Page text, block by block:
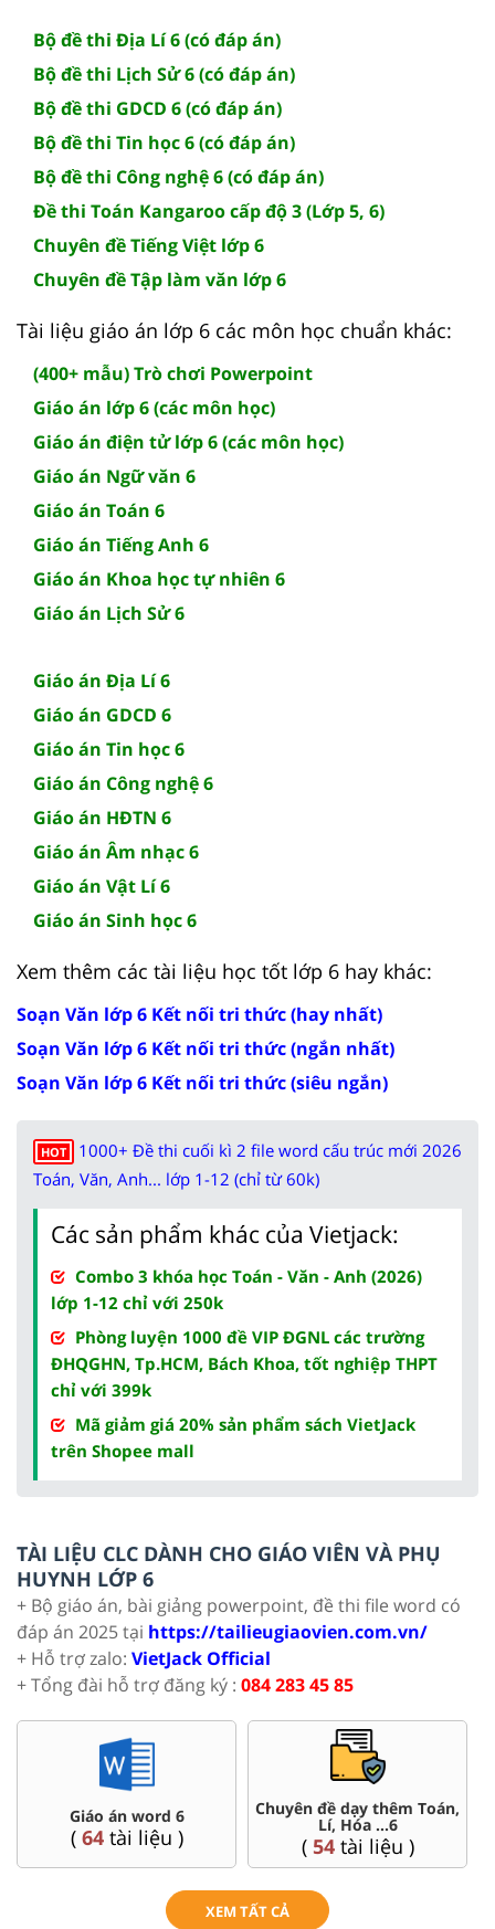
Bộ đề thi Địa Lí 6 (có đáp án)
Bộ đề thi Lịch Sử 6 (có đáp án)
Bộ đề thi GDCD 6 (có đáp án)
Bộ đề thi Tin học 6 (có đáp án)
Bộ đề thi Công nghệ 6 (có đáp án)
Đề thi Toán Kangaroo cấp độ 3 (Lớp 5, 6)
Chuyên đề Tiếng Việt lớp 6
Chuyên đề Tập làm văn lớp 6
Tài liệu giáo án lớp 6 các môn học chuẩn khác:
(400+ mẫu) Trò chơi Powerpoint
Giáo án lớp 6 (các môn học)
Giáo án điện tử lớp 6 (các môn học)
Giáo án Ngữ văn 6
Giáo án Toán 6
Giáo án Tiếng Anh 6
Giáo án Khoa học tự nhiên 6
Giáo án Lịch Sử 6
Giáo án Địa Lí 6
Giáo án GDCD 6
Giáo án Tin học 6
Giáo án Công nghệ 6
Giáo án HĐTN 6
Giáo án Âm nhạc 6
Giáo án Vật Lí 6
Giáo án Sinh học 6
Xem thêm các tài liệu học tốt lớp 6 hay khác:
Soạn Văn lớp 6 Kết nối tri thức (hay nhất)
Soạn Văn lớp 6 Kết nối tri thức (ngắn nhất)
Soạn Văn lớp 6 Kết nối tri thức (siêu ngắn)
HOT
1000+ Đề thi cuối kì 2 file word cấu trúc mới 2026
Toán, Văn, Anh... lớp 1-12 (chỉ từ 60k)
Các sản phẩm khác của Vietjack:
Combo 3 khóa học Toán - Văn - Anh (2026)
lớp 1-12 chỉ với 250k
Phòng luyện 1000 đề VIP ĐGNL các trường
ĐHQGHN, Tp.HCM, Bách Khoa, tốt nghiệp THPT
chỉ với 399k
Mã giảm giá 20% sản phẩm sách VietJack
trên Shopee mall
TÀI LIỆU CLC DÀNH CHO GIÁO VIÊN VÀ PHỤ
HUYNH LỚP 6
+ Bộ giáo án, bài giảng powerpoint, đề thi file word có
đáp án 2025 tại https://tailieugiaovien.com.vn/
+ Hỗ trợ zalo: VietJack Official
+ Tổng đài hỗ trợ đăng ký : 084 283 45 85
Đề thi HSG 6
(4tài liệu )
Trắc nghiệm đúng sai 6
(26 tài liệu )
XEM TẤT CẢ